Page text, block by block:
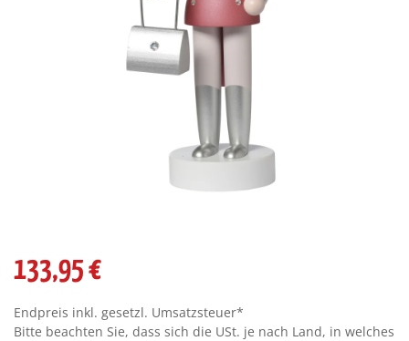
133,95 €
Endpreis inkl. gesetzl. Umsatzsteuer*
Bitte beachten Sie, dass sich die USt. je nach Land, in welches